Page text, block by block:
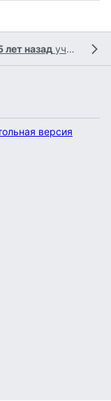
лет назад участником
версия